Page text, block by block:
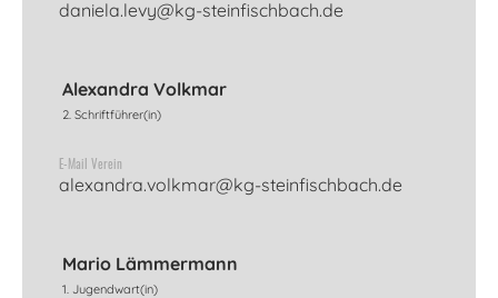
daniela.levy@kg-steinfischbach.de
Alexandra Volkmar
2. Schriftführer(in)
E-Mail Verein
alexandra.volkmar@kg-steinfischbach.de
Mario Lämmermann
1. Jugendwart(in)